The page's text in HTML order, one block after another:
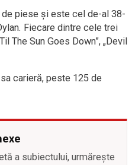
de piese şi este cel de-al 38-
Fiecare dintre cele trei
The Sun Goes Down”, „Devil
carieră, peste 125 de
a subiectului, urmărește